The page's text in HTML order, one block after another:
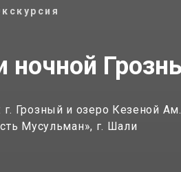
ночной
г. Грозный и озеро Кезеной Ам.
Мусульман», г. Шали